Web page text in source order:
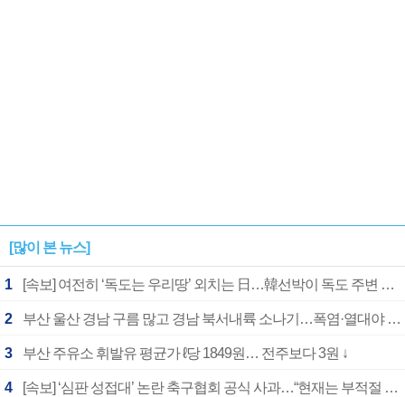
[많이 본 뉴스]
1 [속보] 여전히 ‘독도는 우리땅’ 외치는 日…韓선박이 독도 주변 해양조사 활동하자 반발
2 부산 울산 경남 구름 많고 경남 북서내륙 소나기…폭염·열대야 계속
3 부산 주유소 휘발유 평균가 ℓ당 1849원… 전주보다 3원 ↓
4 [속보] ‘심판 성접대’ 논란 축구협회 공식 사과…“현재는 부적절 행위 없어”